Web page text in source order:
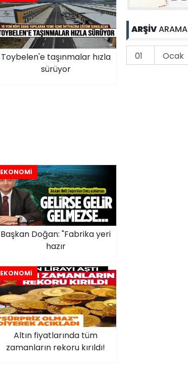
Toybelen'e taşınmalar hızla
sürüyor
EKONOMİ
Başkan Doğan: "Fabrika yeri
hazır
EKONOMİ
Altın fiyatlarında tüm
zamanların rekoru kırıldı!
ARŞİVARAMA